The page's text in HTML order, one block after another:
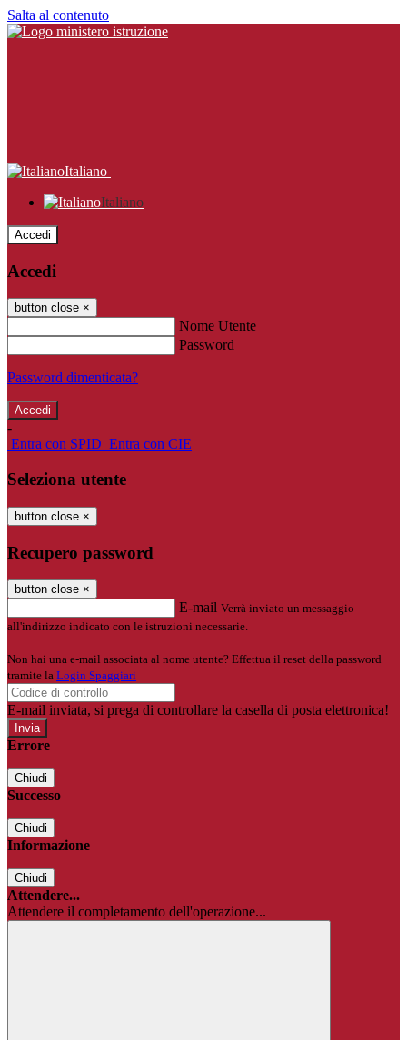
Salta al contenuto
Italiano
Italiano
Accedi
Accedi
button close ×
Nome Utente
Password
Password dimenticata?
-
Entra con SPID Entra con CIE
Seleziona utente
button close ×
Recupero password
button close ×
E-mail Verrà inviato un messaggio
all'indirizzo indicato con le istruzioni necessarie.
Non hai una e-mail associata al nome utente? Effettua il reset della password
tramite la Login Spaggiari
E-mail inviata, si prega di controllare la casella di posta elettronica!
Errore
Chiudi
Successo
Chiudi
Informazione
Chiudi
Attendere...
Attendere il completamento dell'operazione...